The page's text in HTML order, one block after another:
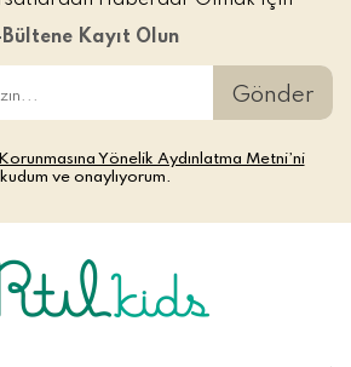
Bültene Kayıt Olun
Gönder
Yönelik Aydınlatma Metni’ni
ve onaylıyorum.